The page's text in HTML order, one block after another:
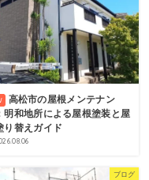
高松市の屋根メンテナン
明和地所による屋根塗装と屋
り替えガイド
ブログ